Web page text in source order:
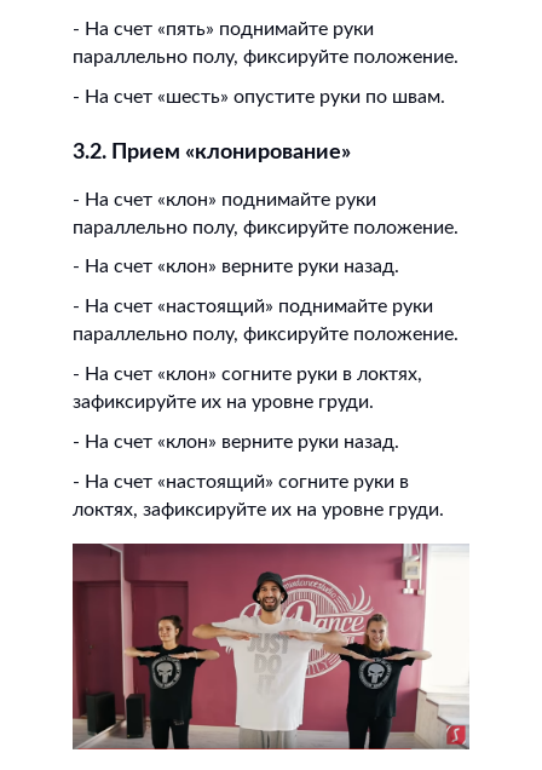
- На счет «пять» поднимайте руки
параллельно полу, фиксируйте положение.
- На счет «шесть» опустите руки по швам.
3.2. Прием «клонирование»
- На счет «клон» поднимайте руки
параллельно полу, фиксируйте положение.
- На счет «клон» верните руки назад.
- На счет «настоящий» поднимайте руки
параллельно полу, фиксируйте положение.
- На счет «клон» согните руки в локтях,
зафиксируйте их на уровне груди.
- На счет «клон» верните руки назад.
- На счет «настоящий» согните руки в
локтях, зафиксируйте их на уровне груди.